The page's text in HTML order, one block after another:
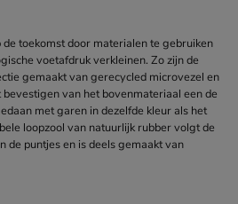
de toekomst door materialen te gebruiken
voetafdruk verkleinen. Zo zijn de
gemaakt van gerecycled microvezel en
van het bovenmateriaal een de
met garen in dezelfde kleur als het
loopzool van natuurlijk rubber volgt de
de puntjes en is deels gemaakt van